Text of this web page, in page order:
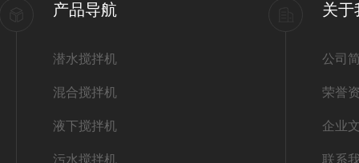
产品导航
潜水搅拌机
混合搅拌机
液下搅拌机
污水搅拌机
关于
公司
荣誉
企业
联系